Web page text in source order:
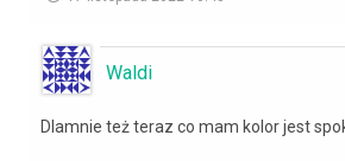
Waldi
Dlamnie też teraz co mam kolor jest